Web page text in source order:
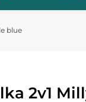
blue
2v1